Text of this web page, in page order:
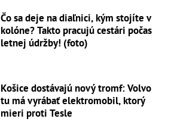
Čo sa deje na diaľnici, kým stojíte v
kolóne? Takto pracujú cestári počas
letnej údržby! (foto)
Košice dostávajú nový tromf: Volvo
tu má vyrábať elektromobil, ktorý
mieri proti Tesle